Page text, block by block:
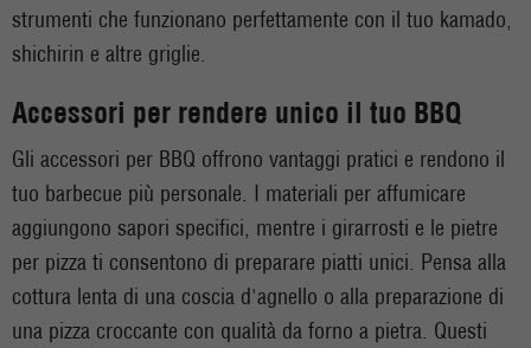
strumenti che funzionano perfettamente con il tuo kamado,
shichirin e altre griglie.
Accessori per rendere unico il tuo BBQ
Gli accessori per BBQ offrono vantaggi pratici e rendono il
tuo barbecue più personale. I materiali per affumicare
aggiungono sapori specifici, mentre i girarrosti e le pietre
per pizza ti consentono di preparare piatti unici. Pensa alla
cottura lenta di una coscia d'agnello o alla preparazione di
una pizza croccante con qualità da forno a pietra. Questi